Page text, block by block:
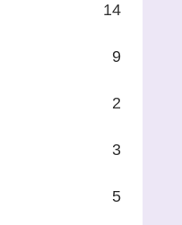
14
9
2
3
5